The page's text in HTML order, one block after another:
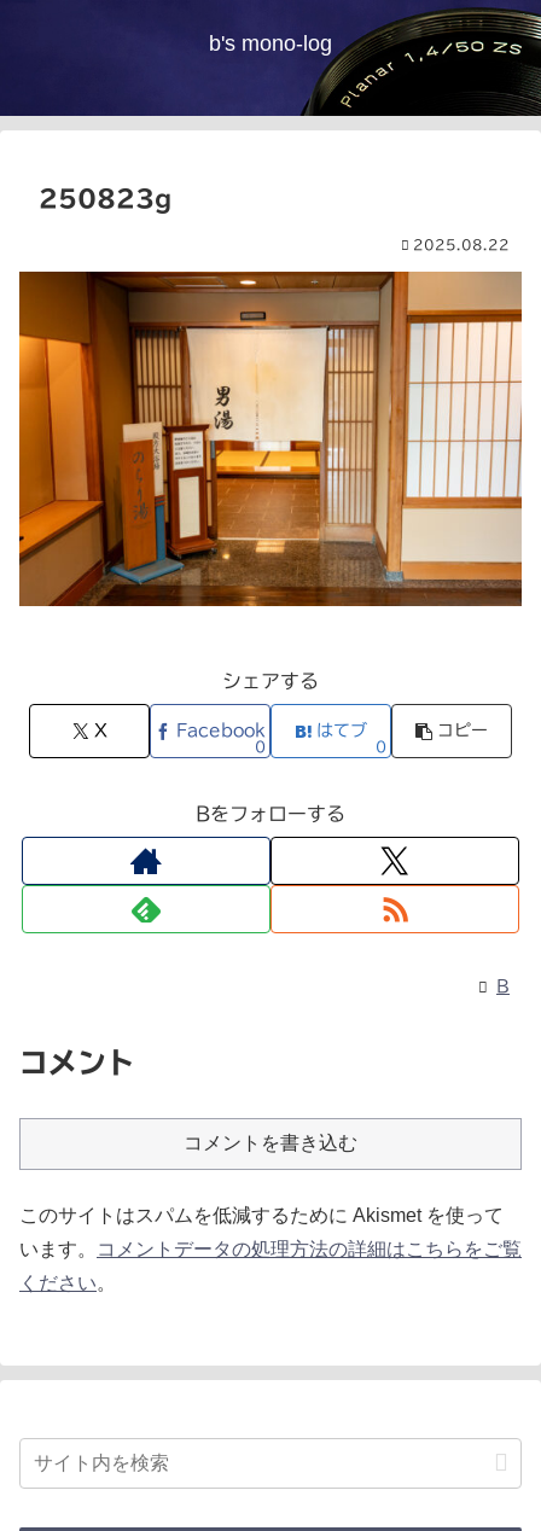
b's mono-log
250823g
2025.08.22
シェアする
X Facebook
0
はてブ
0
コピー
Bをフォローする
B
コメント
コメントを書き込む
このサイトはスパムを低減するために Akismet を使って
います。
コメントデータの処理方法の詳細はこちらをご覧
ください。